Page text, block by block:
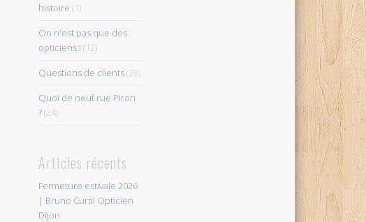
histoire (1)
On n'est pas que des
opticiens ! (12)
Questions de clients(26)
Quoi de neuf rue Piron
?(24)
Articles récents
Fermeture estivale 2026
| Bruno Curtil Opticien
Dijon